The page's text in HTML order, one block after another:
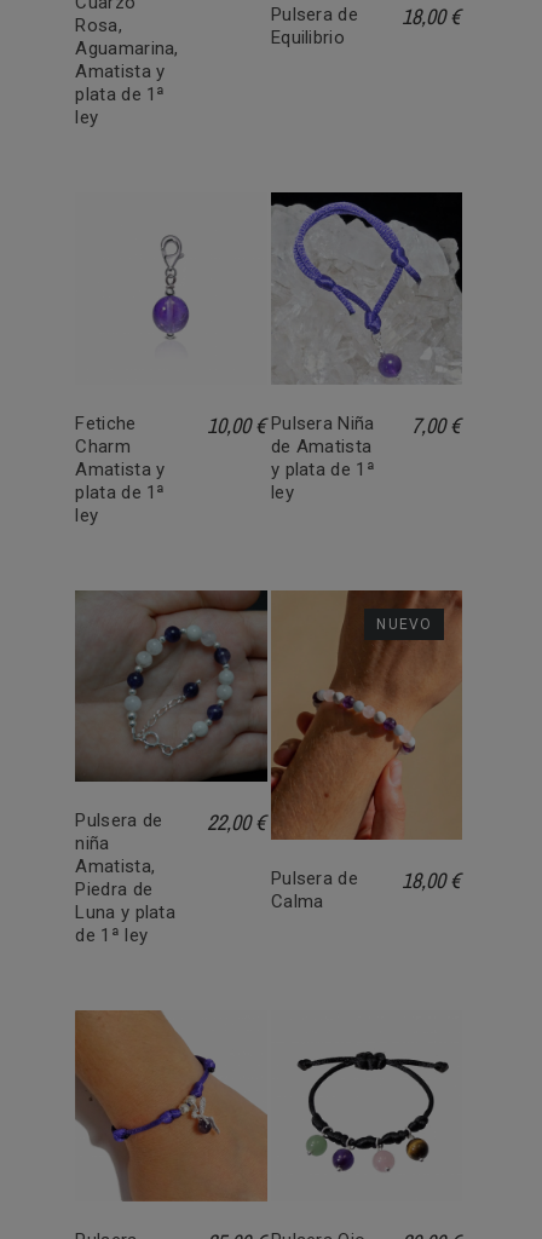
Rosa,
Aguamarina,
Amatista y
plata de 1ª
ley
Pulsera de
Equilibrio
18,00 €
Fetiche
Charm
Amatista y
plata de 1ª
ley
10,00 € Pulsera Niña
de Amatista
y plata de 1ª
ley
7,00 €
Pulsera de
niña
Amatista,
Piedra de
Luna y plata
de 1ª ley
22,00 €
Pulsera de
Calma
18,00 €
NUEVO